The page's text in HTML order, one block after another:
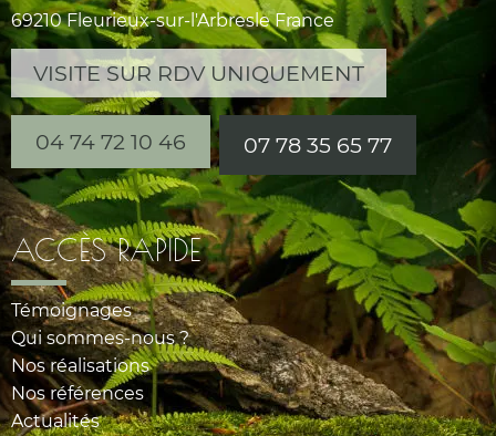
69210 Fleurieux-sur-l'Arbresle France
VISITE SUR RDV UNIQUEMENT
04 74 72 10 46 07 78 35 65 77
ACCÈS RAPIDE
Témoignages
Qui sommes-nous ?
Nos réalisations
Nos références
Actualités